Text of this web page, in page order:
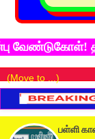
பள்ளி